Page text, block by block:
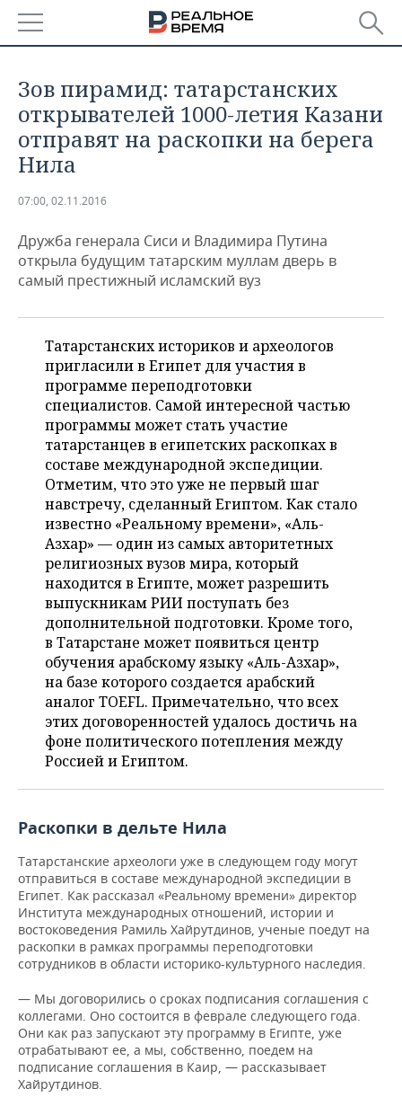
БАШКОРТОСТАН
ТАТАРСТАН
НОВОСТИ
АНАЛИТИКА
КОРОЛИ ГОСЗАКАЗА ПФО
КОМУ ПРИНАДЛЕЖАТ
ТОРГОВЫЕ ЦЕНТРЫ
ТАТАРСТАНА
ФИНАНСЫ
БЮДЖЕТ
ИНВЕСТИЦИИ
ПРОМЫШЛЕННОСТЬ
НОВОСТИ
ПРОМЫШЛЕННОСТИ
МАШИНОСТРОЕНИЕ
НЕФТЕХИМИЯ
НЕФТЬ
ОПК
ЭНЕРГЕТИКА
НЕДВИЖИМОСТЬ
АВТО
НОВОСТИ АВТО
БИЗНЕС
НОВОСТИ БИЗНЕСА
РОЗНИЧНАЯ ТОРГОВЛЯ
ТРАНСПОРТ
УСЛУГИ
ТЕХНОЛОГИИ
НОВОСТИ ТЕХНОЛОГИЙ
МЕДИА
ТЕЛЕКОММУНИКАЦИИ
МЕРОПРИЯТИЯ
НОВОСТИ МЕРОПРИЯТИЙ
ВЫЕЗДНАЯ РЕДАКЦИЯ
БИЗНЕС-БРАНЧИ
ONLINE-КОНФЕРЕНЦИИ
ОТКРЫТАЯ ЛЕКЦИЯ
СПОРТ
НОВОСТИ СПОРТА
ФУТБОЛ
ХОККЕЙ
БАСКЕТБОЛ
ВОЛЕЙБОЛ
КИБЕРСПОРТ
ФИГУРНОЕ КАТАНИЕ
ОБЩЕСТВО
НОВОСТИ ОБЩЕСТВА
ВЛАСТЬ
ИНФРАСТРУКТУРА
ИСТОРИЯ
КУЛЬТУРА
МЕДИЦИНА
ФОТОГАЛЕРЕЯ
СЮЖЕТЫ
СПРАВОЧНИК
СПИСОК ПЕРСОН
СПИСОК КОМПАНИЙ
ПОЛНАЯ ВЕРСИЯ
Зов пирамид: татарстанских
открывателей 1000-летия Казани
отправят на раскопки на берега
Нила
07:00, 02.11.2016
Дружба генерала Сиси и Владимира Путина
открыла будущим татарским муллам дверь в
самый престижный исламский вуз
Татарстанских историков и археологов
пригласили в Египет для участия в
программе переподготовки
специалистов. Самой интересной частью
программы может стать участие
татарстанцев в египетских раскопках в
составе международной экспедиции.
Отметим, что это уже не первый шаг
навстречу, сделанный Египтом. Как стало
известно «Реальному времени», «Аль-
Азхар» — один из самых авторитетных
религиозных вузов мира, который
находится в Египте, может разрешить
выпускникам РИИ поступать без
дополнительной подготовки. Кроме того,
в Татарстане может появиться центр
обучения арабскому языку «Аль-Азхар»,
на базе которого создается арабский
аналог TOEFL. Примечательно, что всех
этих договоренностей удалось достичь на
фоне политического потепления между
Россией и Египтом.
Раскопки в дельте Нила
Татарстанские археологи уже в следующем году могут
отправиться в составе международной экспедиции в
Египет. Как рассказал «Реальному времени» директор
Института международных отношений, истории и
востоковедения Рамиль Хайрутдинов, ученые поедут на
раскопки в рамках программы переподготовки
сотрудников в области историко-культурного наследия.
— Мы договорились о сроках подписания соглашения с
коллегами. Оно состоится в феврале следующего года.
Они как раз запускают эту программу в Египте, уже
отрабатывают ее, а мы, собственно, поедем на
подписание соглашения в Каир, — рассказывает
Хайрутдинов.